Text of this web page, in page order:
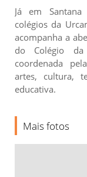
Já em
colégios da
acompanha a
do Colégio
coordenada
artes, cultura,
educativa.
Mais fotos